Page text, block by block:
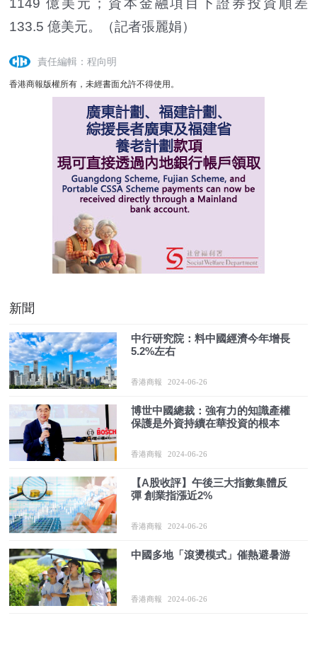
1149 億美元；資本金融項目下證券投資順差
133.5 億美元。（記者張麗娟）
責任編輯：程向明
香港商報版權所有，未經書面允許不得使用。
新聞
中行研究院：料中國經濟今年增長
5.2%左右
香港商報 2024-06-26
博世中國總裁：強有力的知識產權
保護是外資持續在華投資的根本
香港商報 2024-06-26
【A股收評】午後三大指數集體反
彈 創業指漲近2%
香港商報 2024-06-26
中國多地「滾燙模式」催熱避暑游
香港商報 2024-06-26